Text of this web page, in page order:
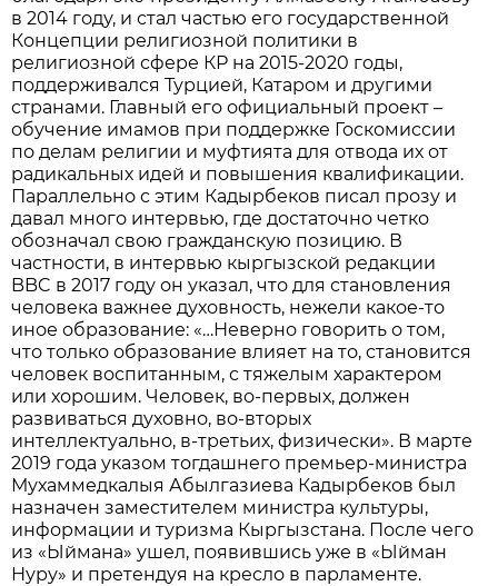
в 2014 году, и стал частью его государственной
Концепции религиозной политики в
религиозной сфере КР на 2015-2020 годы,
поддерживался Турцией, Катаром и другими
странами. Главный его официальный проект –
обучение имамов при поддержке Госкомиссии
по делам религии и муфтията для отвода их от
радикальных идей и повышения квалификации.
Параллельно с этим Кадырбеков писал прозу и
давал много интервью, где достаточно четко
обозначал свою гражданскую позицию. В
частности, в интервью кыргызской редакции
BBC в 2017 году он указал, что для становления
человека важнее духовность, нежели какое-то
иное образование: «…Неверно говорить о том,
что только образование влияет на то, становится
человек воспитанным, с тяжелым характером
или хорошим. Человек, во-первых, должен
развиваться духовно, во-вторых
интеллектуально, в-третьих, физически». В марте
2019 года указом тогдашнего премьер-министра
Мухаммедкалыя Абылгазиева Кадырбеков был
назначен заместителем министра культуры,
информации и туризма Кыргызстана. После чего
из «Ыймана» ушел, появившись уже в «Ыйман
Нуру» и претендуя на кресло в парламенте.